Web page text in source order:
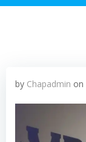
by Chapadmin on